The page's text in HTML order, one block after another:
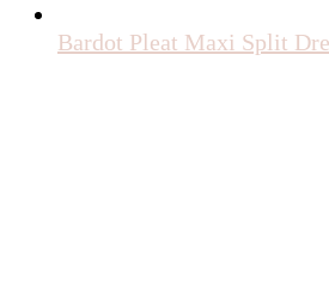
Bardot Pleat Maxi Split